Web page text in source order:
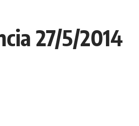
27/5/2014